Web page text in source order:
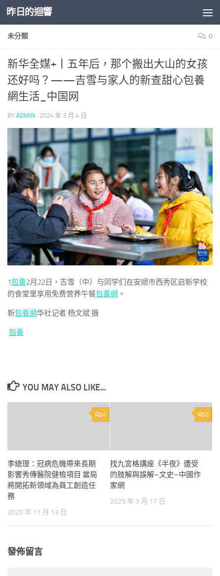
Skip to content
昨日的迴響
未分類 0
新华全媒+丨五年后，那个搬出大山的女孩
还好吗？——吉雪与家人的新查甜心包養
網生活_中国网
BY ADMIN · 2024 年 3 月 4 日
1包養2月22日，吉雪（中）与同学们在安顺市西秀区启新学校
的食堂里享用免费营养午餐包養網 。
新包養網华社记者 杨文斌 摄
包養
YOU MAY ALSO LIKE...
0
李總理：冠病危機帶來長期
影響秀傳醫院健檢項目 當局
將開拓新領域為員工創造任
務
2025 年 11 月 13 日
0
找九宮格講座《半夜》遭受
的肢解與誤解–文史–中國作
家網
2025 年 3 月 17 日
發佈留言